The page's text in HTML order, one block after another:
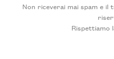
Non riceverai mai spam e
Rispettiamo